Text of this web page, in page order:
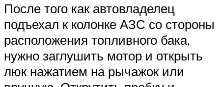
После того как автовладелец
подъехал к колонке АЗС со стороны
расположения топливного бака,
нужно заглушить мотор и открыть
люк нажатием на рычажок или